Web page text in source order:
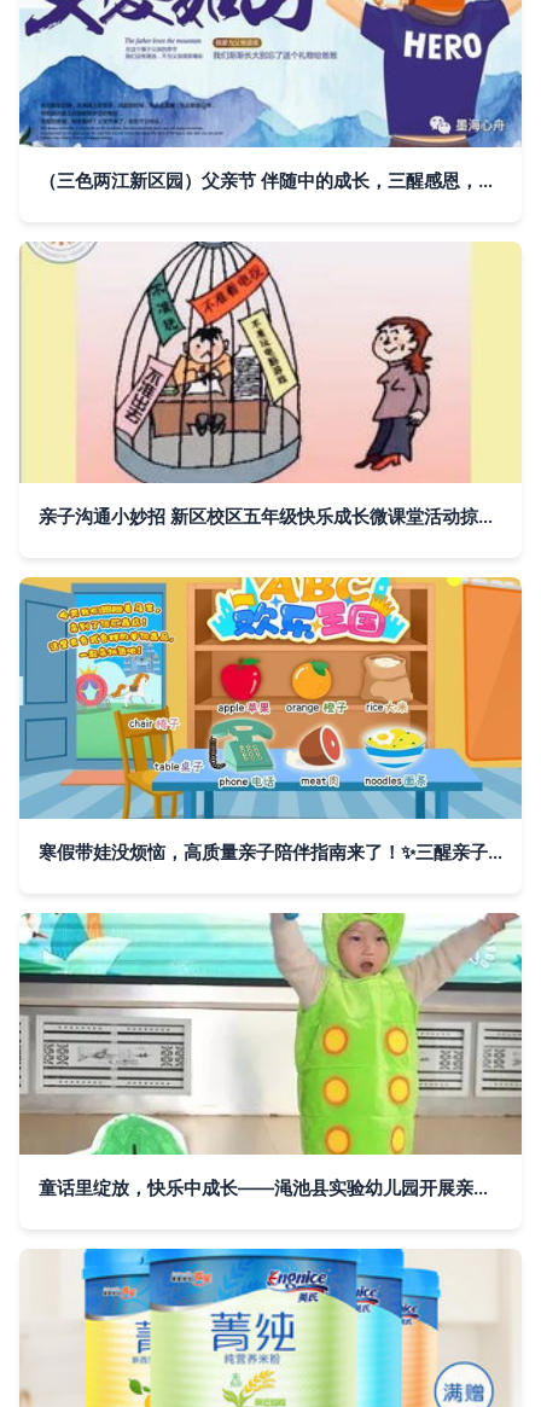
（三色两江新区园）父亲节 伴随中的成长，三醒感恩，育儿满爱心的亲子推燃剪影
亲子沟通小妙招 新区校区五年级快乐成长微课堂活动掠影，三醒亲子成长同行
寒假带娃没烦恼，高质量亲子陪伴指南来了！✨三醒亲子成长
童话里绽放，快乐中成长——渑池县实验幼儿园开展亲子绘本讲读比赛